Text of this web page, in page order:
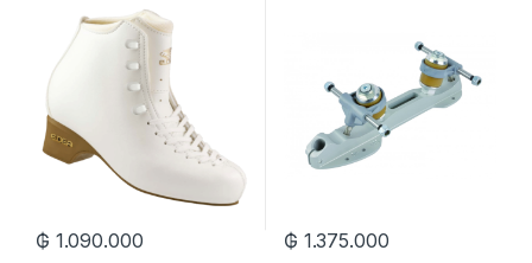
₲ 1.090.000 ₲ 1.375.000